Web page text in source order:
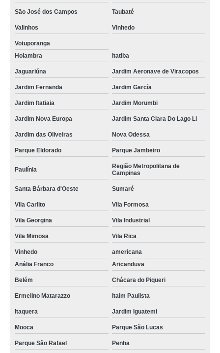
São José dos Campos Taubaté
Valinhos Vinhedo
Votuporanga
Holambra
Itatiba
Jaguariúna Jardim Aeronave de Viracopos
Jardim Fernanda Jardim García
Jardim Itatiaia Jardim Morumbi
Jardim Nova Europa Jardim Santa Clara Do Lago Ll
Jardim das Oliveiras Nova Odessa
Parque Eldorado Parque Jambeiro
Paulínia
Região Metropolitana de
Campinas
Santa Bárbara d'Oeste Sumaré
Vila Carlito Vila Formosa
Vila Georgina Vila Industrial
Vila Mimosa Vila Rica
Vinhedo
americana
Anália Franco
Aricanduva
Belém Chácara do Piqueri
Ermelino Matarazzo Itaim Paulista
Itaquera Jardim Iguatemi
Mooca Parque São Lucas
Parque São Rafael Penha